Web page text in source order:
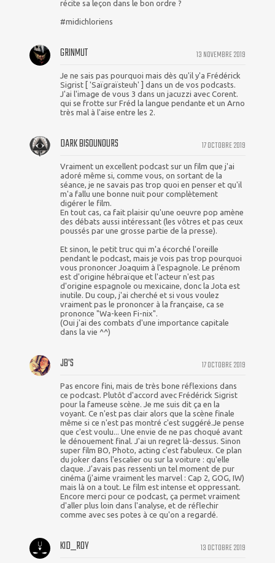
récite sa leçon dans le bon ordre ?
#midichloriens
13 NOVEMBRE 2019
GRINMUT
Je ne sais pas pourquoi mais dès qu'il y'a Frédérick
Sigrist [ 'Saïgraïsteuh' ] dans un de vos podcasts.
J'ai l'image de vous 3 dans un jacuzzi avec Corent.
qui se frotte sur Fréd la langue pendante et un Arno
très mal à l'aise entre les 2.
17 OCTOBRE 2019
DARK BISOUNOURS
Vraiment un excellent podcast sur un film que j'ai
adoré même si, comme vous, on sortant de la
séance, je ne savais pas trop quoi en penser et qu'il
m'a fallu une bonne nuit pour complètement
digérer le film.
En tout cas, ca fait plaisir qu'une oeuvre pop amène
des débats aussi intéressant (les vôtres et pas ceux
poussés par une grosse partie de la presse).
Et sinon, le petit truc qui m'a écorché l'oreille
pendant le podcast, mais je vois pas trop pourquoi
vous prononcer Joaquim à l'espagnole. Le prénom
est d'origine hébraïque et l'acteur n'est pas
d'origine espagnole ou mexicaine, donc la Jota est
inutile. Du coup, j'ai cherché et si vous voulez
vraiment pas le prononcer à la française, ca se
prononce "Wa-keen Fi-nix".
(Oui j'ai des combats d'une importance capitale
dans la vie ^^)
17 OCTOBRE 2019
JB'S
Pas encore fini, mais de très bone réflexions dans
ce podcast. Plutôt d'accord avec Frédérick Sigrist
pour la fameuse scène. Je me suis dit ça en la
voyant. Ce n'est pas clair alors que la scène finale
même si ce n'est pas montré c'est suggéré.Je pense
que c'est voulu... Une envie de ne pas choqué avant
le dénouement final. J'ai un regret là-dessus. Sinon
super film BO, Photo, acting c'est fabuleux. Ce plan
du joker dans l'escalier ou sur la voiture : qu'elle
claque. J'avais pas ressenti un tel moment de pur
cinéma (j'aime vraiment les marvel : Cap 2, GOG, IW)
mais là on a tout. Le film est intense et oppressant.
Encore merci pour ce podcast, ça permet vraiment
d'aller plus loin dans l'analyse, et de réflechir
comme avec ses potes à ce qu'on a regardé.
13 OCTOBRE 2019
KID_ROY